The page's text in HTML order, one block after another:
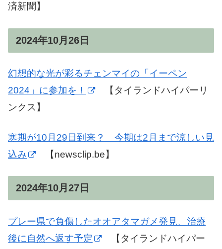
済新聞】
2024年10月26日
幻想的な光が彩るチェンマイの「イーペン
2024」に参加を！
【タイランドハイパーリ
ンクス】
寒期が10月29日到来？ 今期は2月まで涼しい見
込み
【newsclip.be】
2024年10月27日
プレー県で負傷したオオアタマガメ発見、治療
後に自然へ返す予定
【タイランドハイパー